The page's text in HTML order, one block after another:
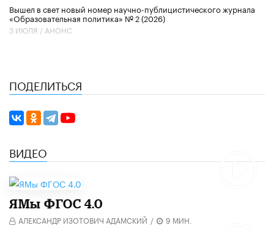
Вышел в свет новый номер научно-публицистического журнала
«Образовательная политика» № 2 (2026)
3 ИЮЛЯ / АНОНС
ПОДЕЛИТЬСЯ
ВИДЕО
​ЯМы ФГОС 4.0
АЛЕКСАНДР ИЗОТОВИЧ АДАМСКИЙ / 9 МИН.